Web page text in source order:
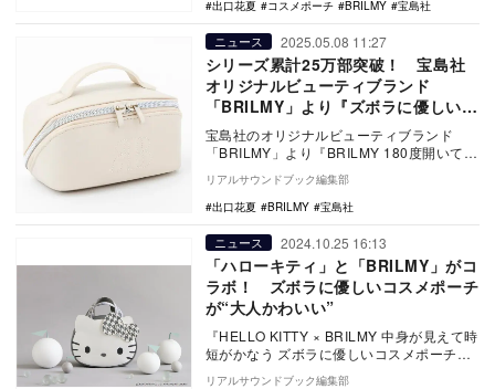
出口花夏
コスメポーチ BRILMY 宝島社
ニュース 2025.05.08 11:27
シリーズ累計25万部突破！ 宝島社
オリジナルビューティブランド
「BRILMY」より『ズボラに優しいマ
イベストポーチBOOK』発売
宝島社のオリジナルビューティブランド
「BRILMY」より『BRILMY 180度開いて中
身がわかる！ ズボラに優しいマイベスト
ポ…
リアルサウンドブック編集部
出口花夏
BRILMY 宝島社
ニュース 2024.10.25 16:13
「ハローキティ」と「BRILMY」がコ
ラボ！ ズボラに優しいコスメポーチ
が“大人かわいい”
『HELLO KITTY × BRILMY 中身が見えて時
短がかなう ズボラに優しいコスメポーチ
BOOK』が10月24日に宝島…
リアルサウンドブック編集部